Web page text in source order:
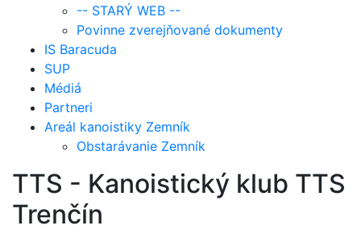
-- STARÝ WEB --
Povinne zverejňované dokumenty
IS Baracuda
SUP
Médiá
Partneri
Areál kanoistiky Zemník
Obstarávanie Zemník
TTS - Kanoistický klub TTS
Trenčín